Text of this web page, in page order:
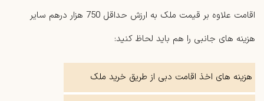
اقامت علاوه بر قیمت ملک به ارزش حداقل 750 هزار درهم سایر
هزینه های جانبی را هم باید لحاظ کنید:
هزینه های اخذ اقامت دبی از طریق خرید ملک